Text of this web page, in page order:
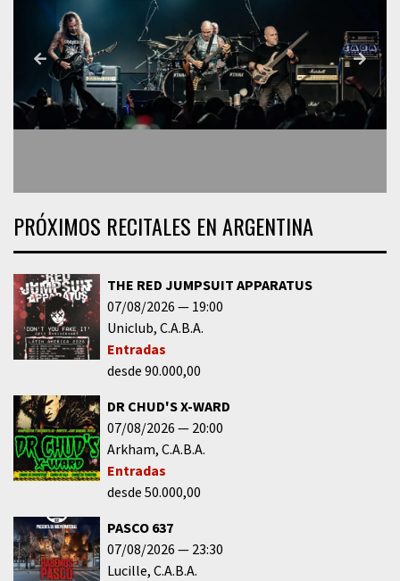
PRÓXIMOS RECITALES EN ARGENTINA
THE RED JUMPSUIT APPARATUS
07/08/2026
19:00
Uniclub C.A.B.A.
Entradas
desde 90.000,00
DR CHUD'S X-WARD
07/08/2026
20:00
Arkham C.A.B.A.
Entradas
desde 50.000,00
PASCO 637
07/08/2026
23:30
Lucille C.A.B.A.